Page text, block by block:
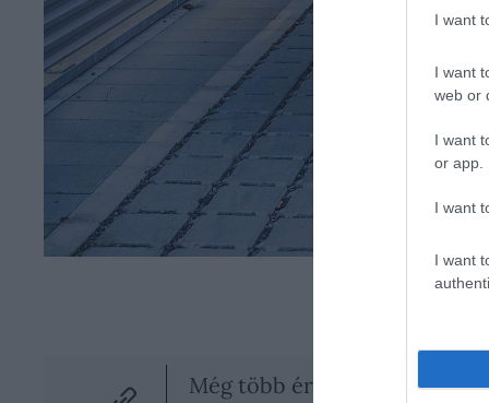
I want
I want
web or
I want
or app.
I want
I want
Még több érdekesség!